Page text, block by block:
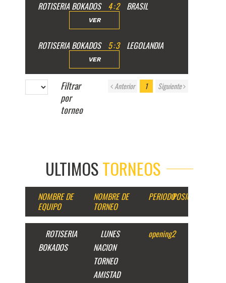
ROTISERIA BOKADOS 4:2 BRASIL
VER
ROTISERIA BOKADOS 5:3 LEGOLANDIA
VER
Filtrar
por
torneo
Anterior 1 Siguiente
ULTIMOSTORNEOS
NOMBRE DE
EQUIPO
NOMBRE DE
TORNEO
PERIODOPOSICION
ROTISERIA
BOKADOS
LUNES
NACION
TORNEO
AMISTAD
opening2